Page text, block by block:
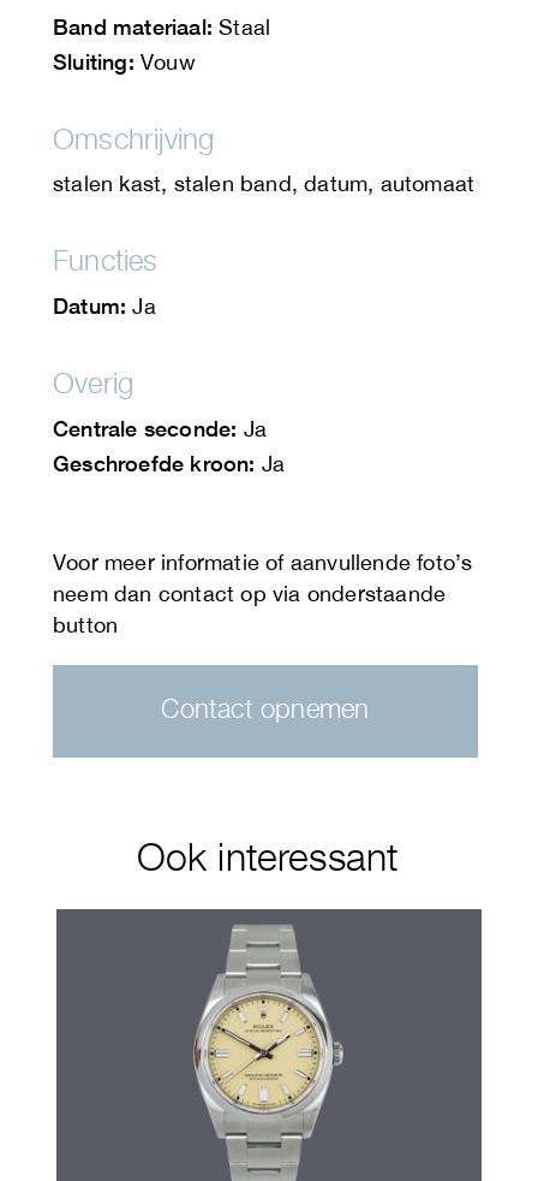
Band materiaal: Staal
Sluiting: Vouw
Omschrijving
stalen kast, stalen band, datum, automaat
Functies
Datum: Ja
Overig
Centrale seconde: Ja
Geschroefde kroon: Ja
Contact opnemen
Ook interessant